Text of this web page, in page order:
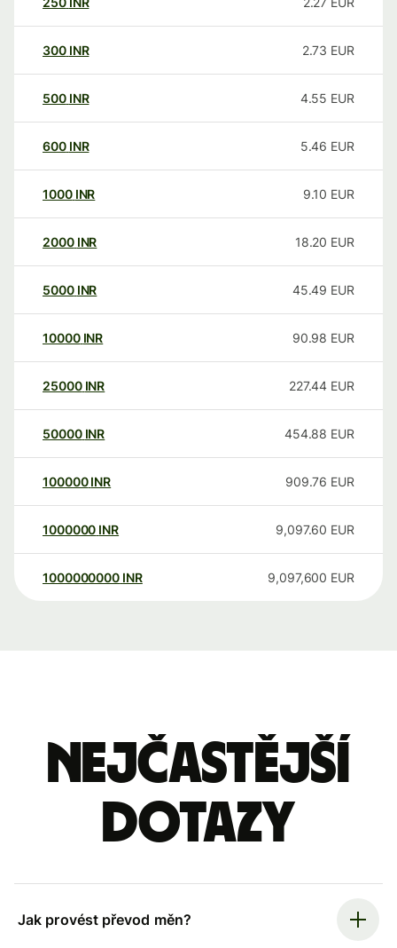
300 INR 2.73 EUR
500 INR 4.55 EUR
600 INR 5.46 EUR
1000 INR 9.10 EUR
2000 INR 18.20 EUR
5000 INR 45.49 EUR
10000 INR 90.98 EUR
25000 INR 227.44 EUR
50000 INR 454.88 EUR
100000 INR 909.76 EUR
1000000 INR 9,097.60 EUR
1000000000 INR 9,097,600 EUR
Nejčastější
dotazy
Jak provést převod měn?